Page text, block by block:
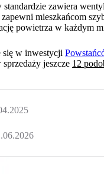
zawiera
mieszkańcom
powietrza w każdym
się w inwestycji
sprzedaży jeszcze 12